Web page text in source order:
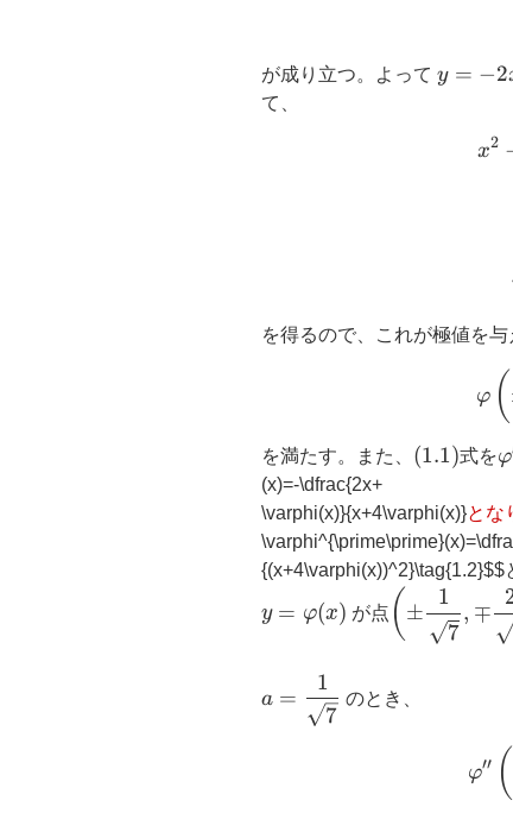
が成り立つ。よって y=-2x
y = −2
て、
x2
を得るので、これが極値を
φ (
を満たす。また、 (1.1)
(1.1)式をφ
(x)=-\dfrac{2x+
\varphi(x)}{x+4\varphi(x)}とな
{(x+4\varphi(x))^2}\tag{1.2}$$
y = φ(x)
) が点 ( ±
1
√7
, ∓
√
±1 ,∓ 7)
a=\dfrac{1}
{\sqrt{7}}
a =
7
1
のとき、
φ′′ (